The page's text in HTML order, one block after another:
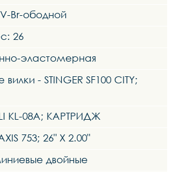
Br-ободной
26
эластомерная
- STINGER SF100 CITY;
KL-08A; КАРТРИДЖ
753; 26" X 2.00"
двойные